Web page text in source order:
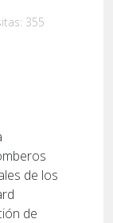
355
de los
de